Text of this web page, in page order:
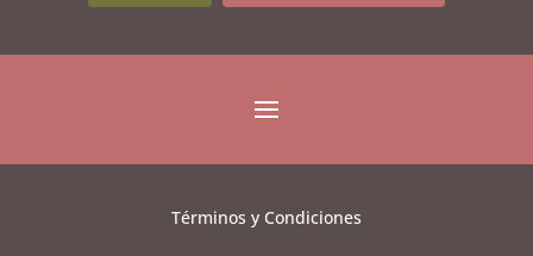
Términos y Condiciones